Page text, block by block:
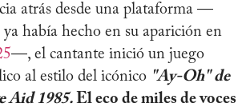
atrás desde una plataforma —
había hecho en su aparición en
—, el cantante inició un juego
al estilo del icónico "Ay-Oh" de
Aid 1985. El eco de miles de voces